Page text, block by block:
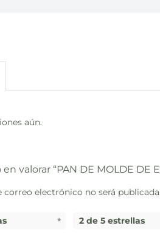
aún.
valorar “PAN DE MOLDE DE
correo electrónico no será publicada.
2 de 5 estrellas